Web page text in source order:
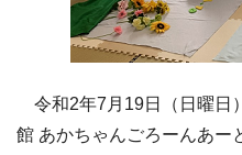
令和2年7月19日（日曜日
館 あかちゃんごろーんあー